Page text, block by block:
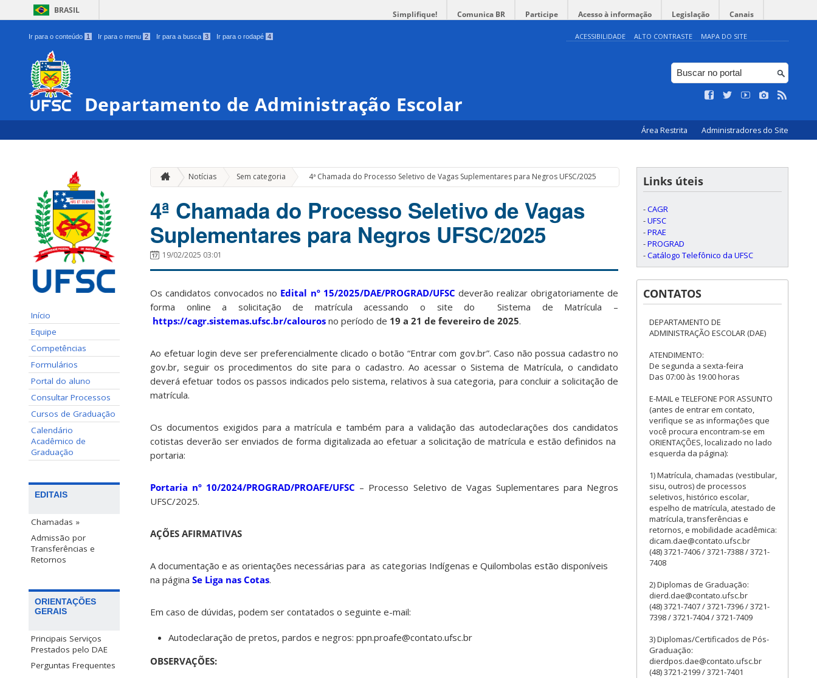
BRASIL Simplifique! Comunica BR Participe Acesso à informação Legislação Canais
Ir para o conteúdo 1 Ir para o menu 2 Ir para a busca 3 Ir para o rodapé 4 ACESSIBILIDADE ALTO CONTRASTE MAPA DO SITE
Departamento de Administração Escolar
Área Restrita Administradores do Site
Início
Equipe
Competências
Formulários
Portal do aluno
Consultar Processos
Cursos de Graduação
Calendário
Acadêmico de
Graduação
EDITAIS
Chamadas »
Admissão por
Transferências e
Retornos
ORIENTAÇÕES
GERAIS
Principais Serviços
Prestados pelo DAE
Perguntas Frequentes
Notícias Sem categoria » 4ª Chamada do Processo Seletivo de Vagas Suplementares para Negros UFSC/2025
4ª Chamada do Processo Seletivo de Vagas
Suplementares para Negros UFSC/2025
19/02/2025 03:01
Os candidatos convocados no Edital nº 15/2025/DAE/PROGRAD/UFSC deverão realizar obrigatoriamente de
forma online a solicitação de matrícula acessando o site do Sistema de Matrícula –
https://cagr.sistemas.ufsc.br/calouros no período de 19 a 21 de fevereiro de 2025.
Ao efetuar login deve ser preferencialmente clicado o botão “Entrar com gov.br”. Caso não possua cadastro no
gov.br, seguir os procedimentos do site para o cadastro. Ao acessar o Sistema de Matrícula, o candidato
deverá efetuar todos os passos indicados pelo sistema, relativos à sua categoria, para concluir a solicitação de
matrícula.
Os documentos exigidos para a matrícula e também para a validação das autodeclarações dos candidatos
cotistas deverão ser enviados de forma digitalizada ao efetuar a solicitação de matrícula e estão definidos na
portaria:
Portaria nº 10/2024/PROGRAD/PROAFE/UFSC – Processo Seletivo de Vagas Suplementares para Negros
UFSC/2025.
AÇÕES AFIRMATIVAS
A documentação e as orientações necessárias para as categorias Indígenas e Quilombolas estão disponíveis
na página Se Liga nas Cotas.
Em caso de dúvidas, podem ser contatados o seguinte e-mail:
Autodeclaração de pretos, pardos e negros: ppn.proafe@contato.ufsc.br
OBSERVAÇÕES:
Links úteis
-CAGR
-UFSC
-PRAE
-PROGRAD
-Catálogo Telefônico da UFSC
CONTATOS
DEPARTAMENTO DE
ADMINISTRAÇÃO ESCOLAR (DAE)
ATENDIMENTO:
De segunda a sexta-feira
Das 07:00 às 19:00 horas
E-MAIL e TELEFONE POR ASSUNTO
(antes de entrar em contato,
verifique se as informações que
você procura encontram-se em
ORIENTAÇÕES, localizado no lado
esquerda da página):
1) Matrícula, chamadas (vestibular,
sisu, outros) de processos
seletivos, histórico escolar,
espelho de matrícula, atestado de
matrícula, transferências e
retornos, e mobilidade acadêmica:
dicam.dae@contato.ufsc.br
(48) 3721-7406 / 3721-7388 / 3721-
7408
2) Diplomas de Graduação:
dierd.dae@contato.ufsc.br
(48) 3721-7407 / 3721-7396 / 3721-
7398 / 3721-7404 / 3721-7409
3) Diplomas/Certificados de Pós-
Graduação:
dierdpos.dae@contato.ufsc.br
(48) 3721-2199 / 3721-7401